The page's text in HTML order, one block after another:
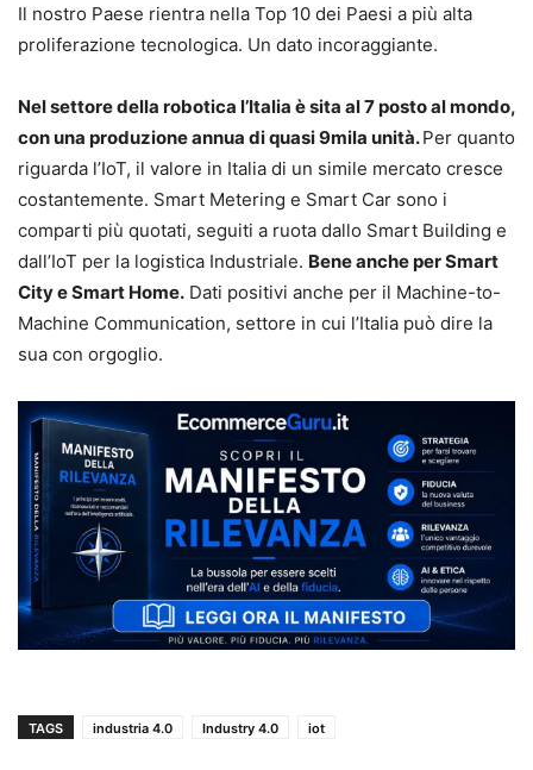
Il nostro Paese rientra nella Top 10 dei Paesi a più alta
proliferazione tecnologica. Un dato incoraggiante.
Nel settore della robotica l’Italia è sita al 7 posto al mondo,
con una produzione annua di quasi 9mila unità.Per quanto
riguarda l’IoT, il valore in Italia di un simile mercato cresce
costantemente. Smart Metering e Smart Car sono i
comparti più quotati, seguiti a ruota dallo Smart Building e
dall’IoT per la logistica Industriale. Bene anche per Smart
City e Smart Home. Dati positivi anche per il Machine-to-
Machine Communication, settore in cui l’Italia può dire la
sua con orgoglio.
TAGS industria 4.0 Industry 4.0 iot